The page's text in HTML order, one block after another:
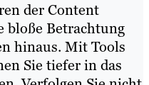
der Content
bloße Betrachtung
hinaus. Mit Tools
Sie tiefer in das